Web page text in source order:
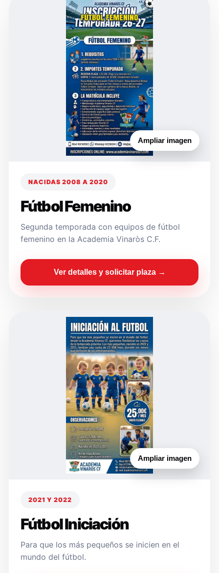
Ampliar imagen
NACIDAS 2008 A 2020
Fútbol Femenino
Segunda temporada con equipos de fútbol
femenino en la Academia Vinaròs C.F.
Ver detalles y solicitar plaza →
Ampliar imagen
2021 Y 2022
Fútbol Iniciación
Para que los más pequeños se inicien en el
mundo del fútbol.